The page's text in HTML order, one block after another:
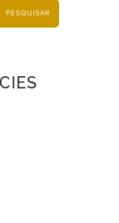
PESQUISAR